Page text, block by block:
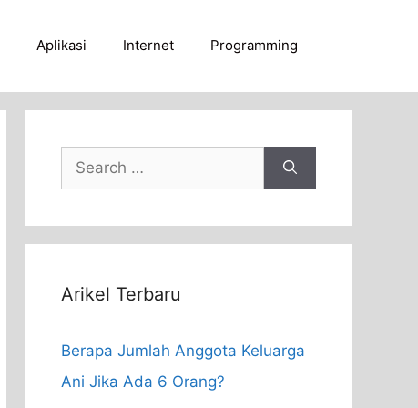
Aplikasi Internet Programming
Search
for:
Arikel Terbaru
Berapa Jumlah Anggota Keluarga
Ani Jika Ada 6 Orang?